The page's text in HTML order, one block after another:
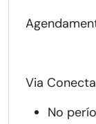
Via
No